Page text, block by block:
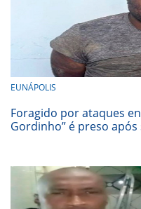
EUNÁPOLIS
Foragido por ataques
Gordinho” é preso